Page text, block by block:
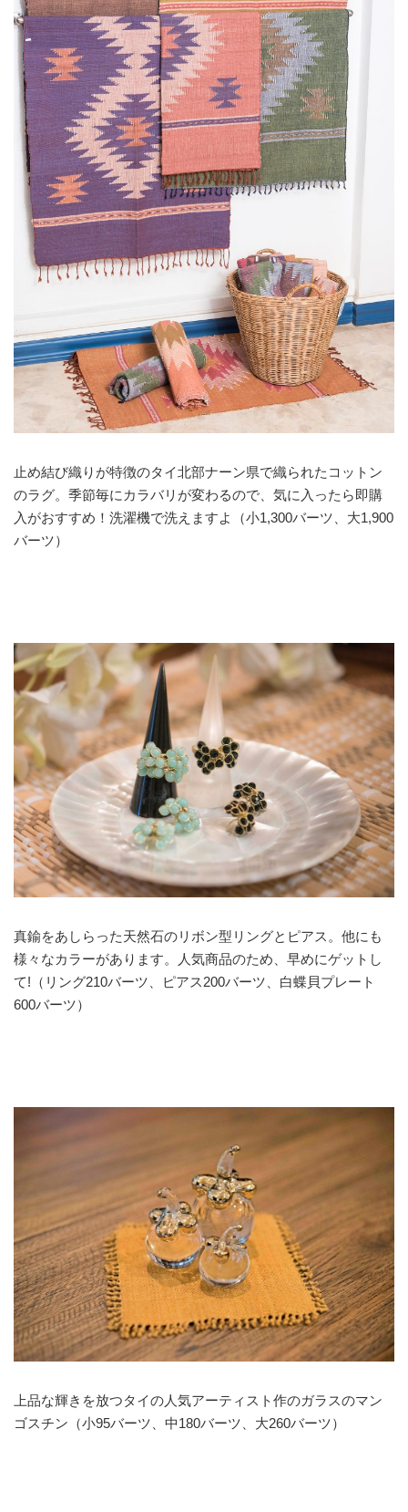
止め結び織りが特徴のタイ北部ナーン県で織られたコットン
のラグ。季節毎にカラバリが変わるので、気に入ったら即購
入がおすすめ！洗濯機で洗えますよ（小1,300バーツ、大1,900
バーツ）
真鍮をあしらった天然石のリボン型リングとピアス。他にも
様々なカラーがあります。人気商品のため、早めにゲットし
て!（リング210バーツ、ピアス200バーツ、白蝶貝プレート
600バーツ）
上品な輝きを放つタイの人気アーティスト作のガラスのマン
ゴスチン（小95バーツ、中180バーツ、大260バーツ）